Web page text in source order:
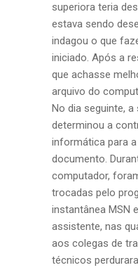
superiora teria
estava sendo
indagou o que
iniciado. Após a
que achasse
arquivo do
No dia seguinte, a
determinou a
informática para
documento.
computador,
trocadas pelo
instantânea MSN
assistente, nas
aos colegas de
técnicos